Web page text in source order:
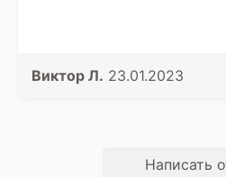
быстрая запись и прием
Виктор Л. 23.01.2023
Написать